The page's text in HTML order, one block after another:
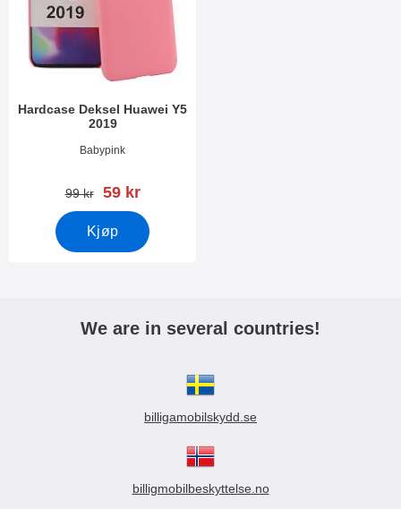
Hardcase Deksel Huawei Y5
2019
Varenummer 33565
Babypink
gammel pris
99 kr ny pris
59 kr
Kjøp
We are in several countries!
billigamobilskydd.se
billigmobilbeskyttelse.no